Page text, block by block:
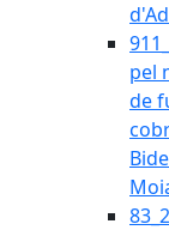
pel
de